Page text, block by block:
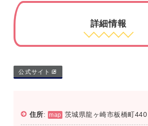
詳細情報
公式サイト
住所: map 茨城県龍ヶ崎市板橋町440